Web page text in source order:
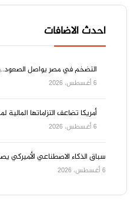
احدث الاضافات
التضخم في مصر يواصل
6 أغسطس، 2026
أمريكا تضاعف التزاماتها المالية
6 أغسطس، 2026
سباق الذكاء الاصطناعي
6 أغسطس، 2026